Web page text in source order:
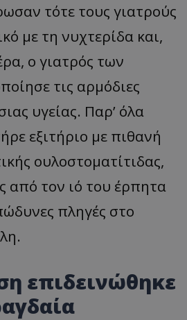
τότε τους γιατρούς
με τη νυχτερίδα και,
ο γιατρός των
τις αρμόδιες
υγείας. Παρ’ όλα
εξιτήριο με πιθανή
ουλοστοματίτιδας,
από τον ιό του έρπητα
πληγές στο
επιδεινώθηκε